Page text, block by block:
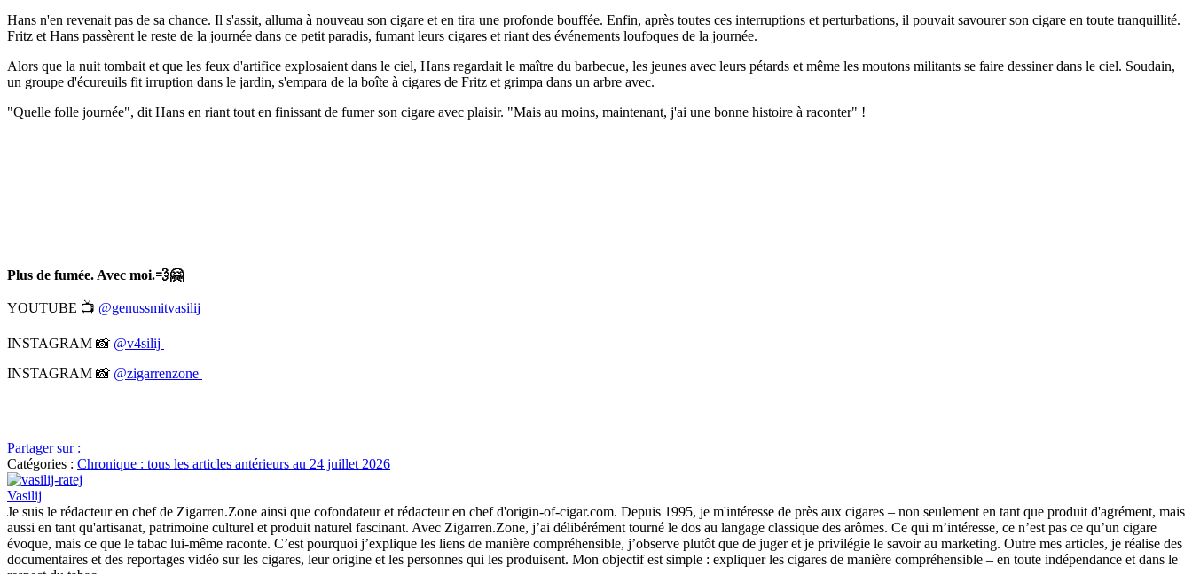
Hans n'en revenait pas de sa chance. Il s'assit, alluma à nouveau son cigare et en tira une profonde bouffée. Enfin, après toutes ces interruptions et perturbations, il pouvait savourer son cigare en toute tranquillité.
Fritz et Hans passèrent le reste de la journée dans ce petit paradis, fumant leurs cigares et riant des événements loufoques de la journée.
Alors que la nuit tombait et que les feux d'artifice explosaient dans le ciel, Hans regardait le maître du barbecue, les jeunes avec leurs pétards et même les moutons militants se faire dessiner dans le ciel. Soudain,
un groupe d'écureuils fit irruption dans le jardin, s'empara de la boîte à cigares de Fritz et grimpa dans un arbre avec.
"Quelle folle journée", dit Hans en riant tout en finissant de fumer son cigare avec plaisir. "Mais au moins, maintenant, j'ai une bonne histoire à raconter" !
Plus de fumée. Avec moi.💨🤗
YOUTUBE 📺 @genussmitvasilij
INSTAGRAM 📸 @v4silij
INSTAGRAM 📸 @zigarrenzone
Partager sur :
Catégories : Chronique : tous les articles antérieurs au 24 juillet 2026
Vasilij
Je suis le rédacteur en chef de Zigarren.Zone ainsi que cofondateur et rédacteur en chef d'origin-of-cigar.com. Depuis 1995, je m'intéresse de près aux cigares – non seulement en tant que produit d'agrément, mais
aussi en tant qu'artisanat, patrimoine culturel et produit naturel fascinant. Avec Zigarren.Zone, j’ai délibérément tourné le dos au langage classique des arômes. Ce qui m’intéresse, ce n’est pas ce qu’un cigare
évoque, mais ce que le tabac lui-même raconte. C’est pourquoi j’explique les liens de manière compréhensible, j’observe plutôt que de juger et je privilégie le savoir au marketing. Outre mes articles, je réalise des
documentaires et des reportages vidéo sur les cigares, leur origine et les personnes qui les produisent. Mon objectif est simple : expliquer les cigares de manière compréhensible – en toute indépendance et dans le